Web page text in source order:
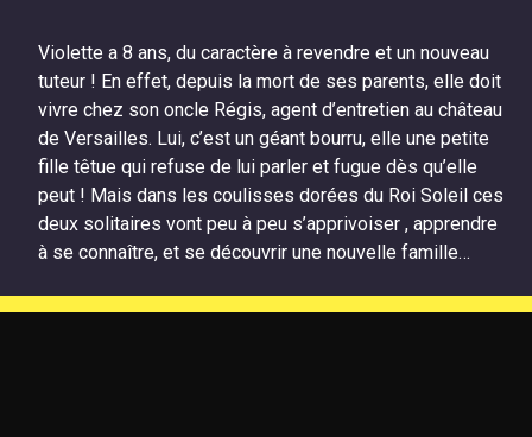
Violette a 8 ans, du caractère à revendre et un nouveau
tuteur ! En effet, depuis la mort de ses parents, elle doit
vivre chez son oncle Régis, agent d’entretien au château
de Versailles. Lui, c’est un géant bourru, elle une petite
fille têtue qui refuse de lui parler et fugue dès qu’elle
peut ! Mais dans les coulisses dorées du Roi Soleil ces
deux solitaires vont peu à peu s’apprivoiser , apprendre
à se connaître, et se découvrir une nouvelle famille…